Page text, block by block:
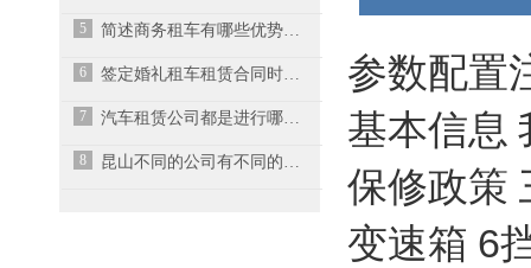
5 简述商务租车有哪些优势？
6 签定婚礼租车租赁合同时需注意几点
7 汽车租赁公司都是进行哪些车出租收益大呢？-昆山大巴车租赁
8 昆山不同的公司有不同的租车范围
参数配置
基本信息
保修政策
变速箱 6